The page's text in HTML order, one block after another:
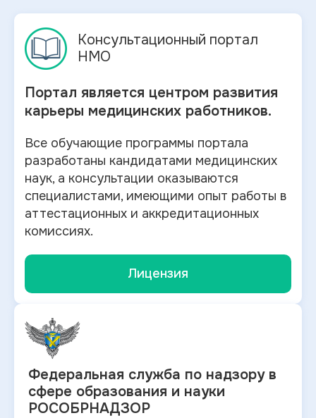
Консультационный портал
НМО
Портал является центром развития
карьеры медицинских работников.
Все обучающие программы портала
разработаны кандидатами медицинских
наук, а консультации оказываются
специалистами, имеющими опыт работы в
аттестационных и аккредитационных
комиссиях.
Лицензия
Федеральная служба по надзору в
сфере образования и науки
РОСОБРНАДЗОР